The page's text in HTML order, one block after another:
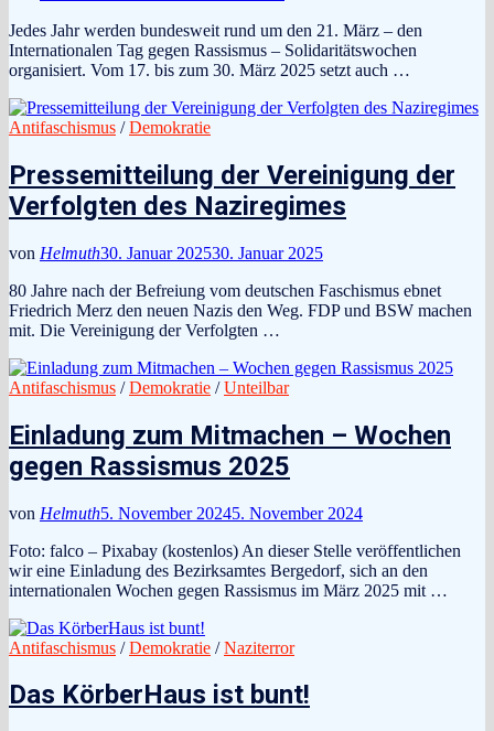
Jedes Jahr werden bundesweit rund um den 21. März – den
Internationalen Tag gegen Rassismus – Solidaritätswochen
organisiert. Vom 17. bis zum 30. März 2025 setzt auch …
Antifaschismus /Demokratie
Pressemitteilung der Vereinigung der
Verfolgten des Naziregimes
von Helmuth30. Januar 202530. Januar 2025
80 Jahre nach der Befreiung vom deutschen Faschismus ebnet
Friedrich Merz den neuen Nazis den Weg. FDP und BSW machen
mit. Die Vereinigung der Verfolgten …
Antifaschismus /Demokratie /Unteilbar
Einladung zum Mitmachen – Wochen
gegen Rassismus 2025
von Helmuth5. November 20245. November 2024
Foto: falco – Pixabay (kostenlos) An dieser Stelle veröffentlichen
wir eine Einladung des Bezirksamtes Bergedorf, sich an den
internationalen Wochen gegen Rassismus im März 2025 mit …
Antifaschismus /Demokratie /Naziterror
Das KörberHaus ist bunt!